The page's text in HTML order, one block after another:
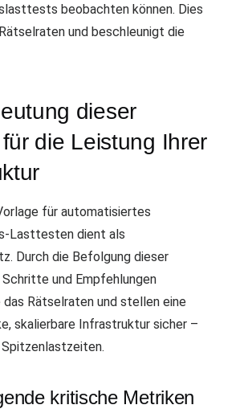
beobachten können. Dies
und beschleunigt die
dieser
die Leistung Ihrer
für automatisiertes
Lasttesten dient als
Durch die Befolgung dieser
und Empfehlungen
das Rätselraten und stellen eine
skalierbare Infrastruktur sicher –
Spitzenlastzeiten.
kritische Metriken